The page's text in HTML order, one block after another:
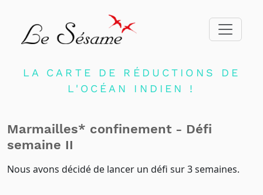
BLOG
LA CARTE DE RÉDUCTIONS DE
L'OCÉAN INDIEN !
Marmailles* confinement - Défi
semaine II
Nous avons décidé de lancer un défi sur 3 semaines.